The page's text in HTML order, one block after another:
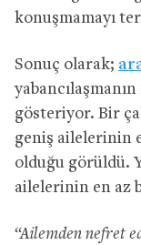
konuşmamayı
Sonuç olarak;
gösteriyor. Bir
geniş ailelerinin
olduğu görüldü.
ailelerinin en az
“Ailemden nefret